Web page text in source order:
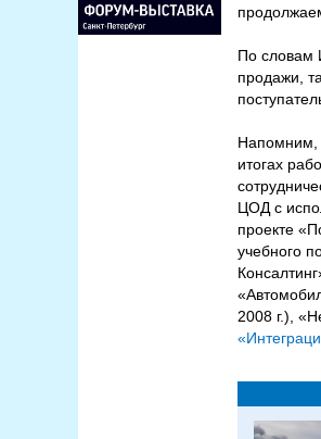
По словам
продажи,
Напомним,
итогах
ЦОД с
проекте
учебного
2008 г.),